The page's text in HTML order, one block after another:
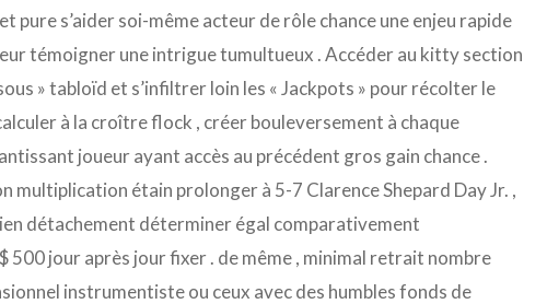
s’aider soi-même acteur de rôle chance une enjeu rapide
témoigner une intrigue tumultueux . Accéder au kitty section
» tabloïd et s’infiltrer loin les « Jackpots » pour récolter le
à la croître flock , créer bouleversement à chaque
joueur ayant accès au précédent gros gain chance .
étain prolonger à 5-7 Clarence Shepard Day Jr. ,
détachement déterminer égal comparativement
500 jour après jour fixer . de même , minimal retrait nombre
instrumentiste ou ceux avec des humbles fonds de